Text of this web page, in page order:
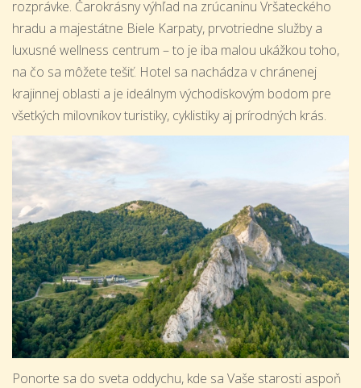
rozprávke. Čarokrásny výhľad na zrúcaninu Vršateckého
hradu a majestátne Biele Karpaty, prvotriedne služby a
luxusné wellness centrum – to je iba malou ukážkou toho,
na čo sa môžete tešiť. Hotel sa nachádza v chránenej
krajinnej oblasti a je ideálnym východiskovým bodom pre
všetkých milovníkov turistiky, cyklistiky aj prírodných krás.
Ponorte sa do sveta oddychu, kde sa Vaše starosti aspoň